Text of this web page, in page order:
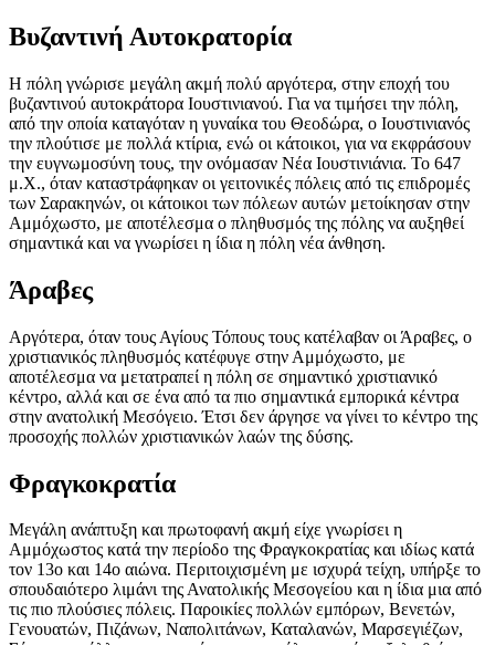
Βυζαντινή Αυτοκρατορία
Η πόλη γνώρισε μεγάλη ακμή πολύ αργότερα, στην εποχή του
βυζαντινού αυτοκράτορα Ιουστινιανού. Για να τιμήσει την πόλη,
από την οποία καταγόταν η γυναίκα του Θεοδώρα, ο Ιουστινιανός
την πλούτισε με πολλά κτίρια, ενώ οι κάτοικοι, για να εκφράσουν
την ευγνωμοσύνη τους, την ονόμασαν Νέα Ιουστινιάνια. Το 647
μ.Χ., όταν καταστράφηκαν οι γειτονικές πόλεις από τις επιδρομές
των Σαρακηνών, οι κάτοικοι των πόλεων αυτών μετοίκησαν στην
Αμμόχωστο, με αποτέλεσμα ο πληθυσμός της πόλης να αυξηθεί
σημαντικά και να γνωρίσει η ίδια η πόλη νέα άνθηση.
Άραβες
Αργότερα, όταν τους Αγίους Τόπους τους κατέλαβαν οι Άραβες, ο
χριστιανικός πληθυσμός κατέφυγε στην Αμμόχωστο, με
αποτέλεσμα να μετατραπεί η πόλη σε σημαντικό χριστιανικό
κέντρο, αλλά και σε ένα από τα πιο σημαντικά εμπορικά κέντρα
στην ανατολική Μεσόγειο. Έτσι δεν άργησε να γίνει το κέντρο της
προσοχής πολλών χριστιανικών λαών της δύσης.
Φραγκοκρατία
Μεγάλη ανάπτυξη και πρωτοφανή ακμή είχε γνωρίσει η
Αμμόχωστος κατά την περίοδο της Φραγκοκρατίας και ιδίως κατά
τον 13ο και 14ο αιώνα. Περιτοιχισμένη με ισχυρά τείχη, υπήρξε το
σπουδαιότερο λιμάνι της Ανατολικής Μεσογείου και η ίδια μια από
τις πιο πλούσιες πόλεις. Παροικίες πολλών εμπόρων, Βενετών,
Γενουατών, Πιζάνων, Ναπολιτάνων, Καταλανών, Μαρσεγιέζων,